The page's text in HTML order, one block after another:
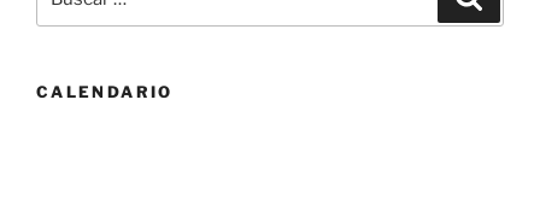
por:
CALENDARIO